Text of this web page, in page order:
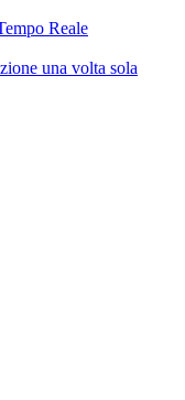
Reale
una volta sola